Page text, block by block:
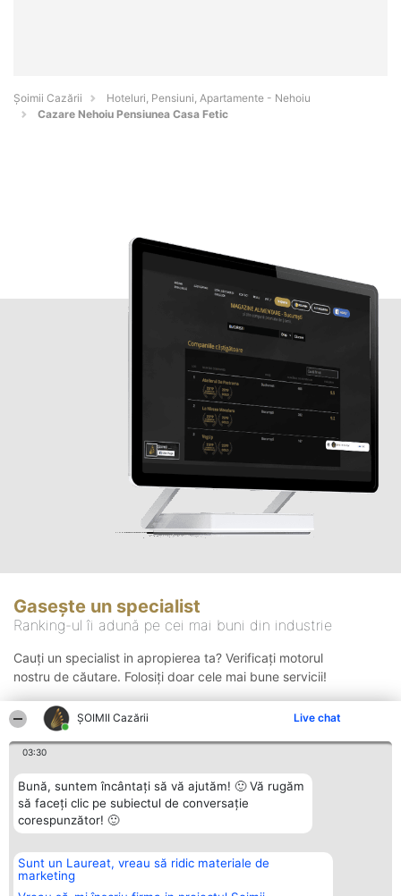
ȘOIMII Cazării Live chat
03:30
Bună, suntem încântați să vă ajutăm! 🙂 Vă rugăm
să faceți clic pe subiectul de conversație
corespunzător! 🙂
Sunt un Laureat, vreau să ridic materiale de
marketing
Șoimii Cazării
Hoteluri, Pensiuni, Apartamente - Nehoiu
Cazare Nehoiu Pensiunea Casa Fetic
Gasește un specialist
Ranking-ul îi adună pe cei mai buni din industrie
Cauți un specialist in apropierea ta? Verificați motorul
nostru de căutare. Folosiți doar cele mai bune servicii!
Organizator Ranking
BRIGHT SOLUTIONS BR SRL
Aleea Timisul De Sus 2 Bl. A30
Plebiscyt
Lista Tuturor
Contact